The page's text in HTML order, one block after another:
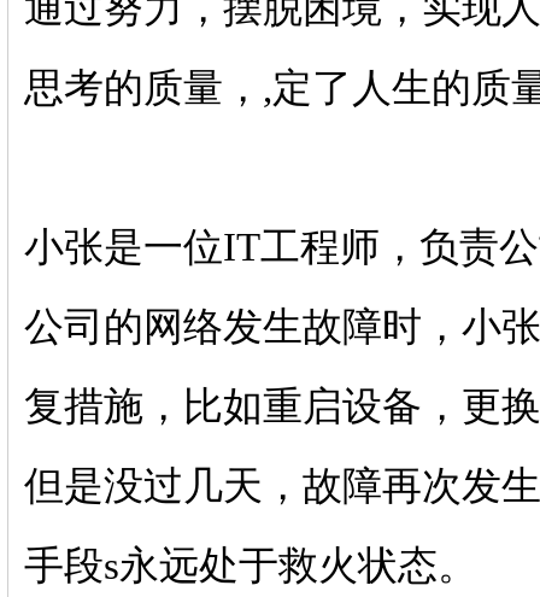
思考的质量，,定了人生的质
小张是一位IT工程师，负责
公司的网络发生故障时，小
复措施，比如重启设备，更
但是没过几天，故障再次发
手段s永远处于救火状态。